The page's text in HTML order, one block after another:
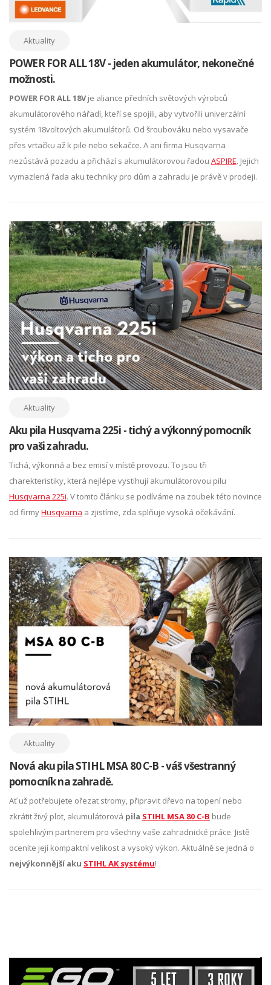
Aktuality
POWER FOR ALL 18V - jeden akumulátor, nekonečné
možnosti.
POWER FOR ALL 18Vje aliance předních světových výrobců
akumulátorového nářadí, kteří se spojili, aby vytvořili univerzální
systém 18voltových akumulátorů. Od šroubováku nebo vysavače
přes vrtačku až k pile nebo sekačce. A ani firma Husqvarna
nezůstává pozadu a přichází s akumulátorovou řadou ASPIRE. Jejich
vymazlená řada aku techniky pro dům a zahradu je právě v prodeji.
Aktuality
Aku pila Husqvarna 225i - tichý a výkonný pomocník
pro vaši zahradu.
Tichá, výkonná a bez emisí v místě provozu. To jsou tři
charekteristiky, která nejlépe vystihují akumulátorovou pilu
Husqvarna 225i. V tomto článku se podíváme na zoubek této novince
od firmyHusqvarna a zjistíme, zda splňuje vysoká očekávání.
Aktuality
Nová aku pila STIHL MSA 80 C-B - váš všestranný
pomocník na zahradě.
Ať už potřebujete ořezat stromy, připravit dřevo na topení nebo
zkrátit živý plot, akumulátorová pila STIHL MSA 80 C-B bude
spolehlivým partnerem pro všechny vaše zahradnické práce. Jistě
oceníte její kompaktní velikost a vysoký výkon. Aktuálně se jedná o
nejvýkonnější aku STIHL AK systému!